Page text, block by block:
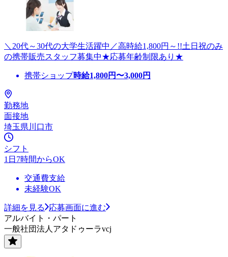
＼20代～30代の大学生活躍中／高時給1,800円～!!土日祝のみ
の携帯販売スタッフ募集中★応募年齢制限あり★
携帯ショップ時給1,800円〜3,000円
勤務地
面接地
埼玉県川口市
シフト
1日7時間からOK
交通費支給
未経験OK
詳細を見る
応募画面に進む
アルバイト・パート
一般社団法人アタドゥーラvcj